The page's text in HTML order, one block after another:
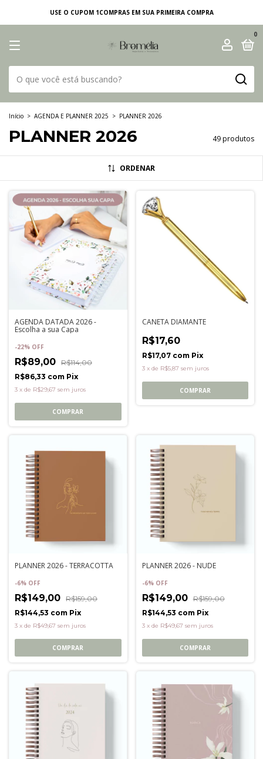
USE O CUPOM 1COMPRA5 EM SUA PRIMEIRA COMPRA
0
Início > AGENDA E PLANNER 2025 > PLANNER 2026
PLANNER 2026 49 produtos
ORDENAR
AGENDA DATADA 2026 -
Escolha a sua Capa
-22% OFF
R$89,00 R$114,00
R$86,33 com Pix
3 x de R$29,67 sem juros
COMPRAR
CANETA DIAMANTE
R$17,60
R$17,07 com Pix
3 x de R$5,87 sem juros
PLANNER 2026 - TERRACOTTA
-6% OFF
R$149,00 R$159,00
R$144,53 com Pix
3 x de R$49,67 sem juros
COMPRAR
PLANNER 2026 - NUDE
-6% OFF
R$149,00 R$159,00
R$144,53 com Pix
3 x de R$49,67 sem juros
COMPRAR